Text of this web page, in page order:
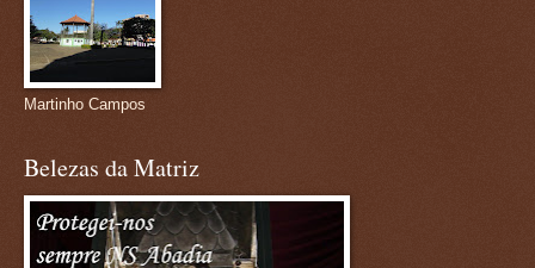
Martinho Campos
Belezas da Matriz